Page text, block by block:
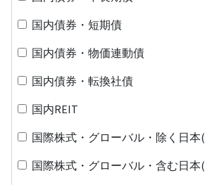
国内債券・短期債
国内債券・物価連動債
国内債券・転換社債
国内REIT
国際株式・グローバル・除く日本
国際株式・グローバル・含む日本